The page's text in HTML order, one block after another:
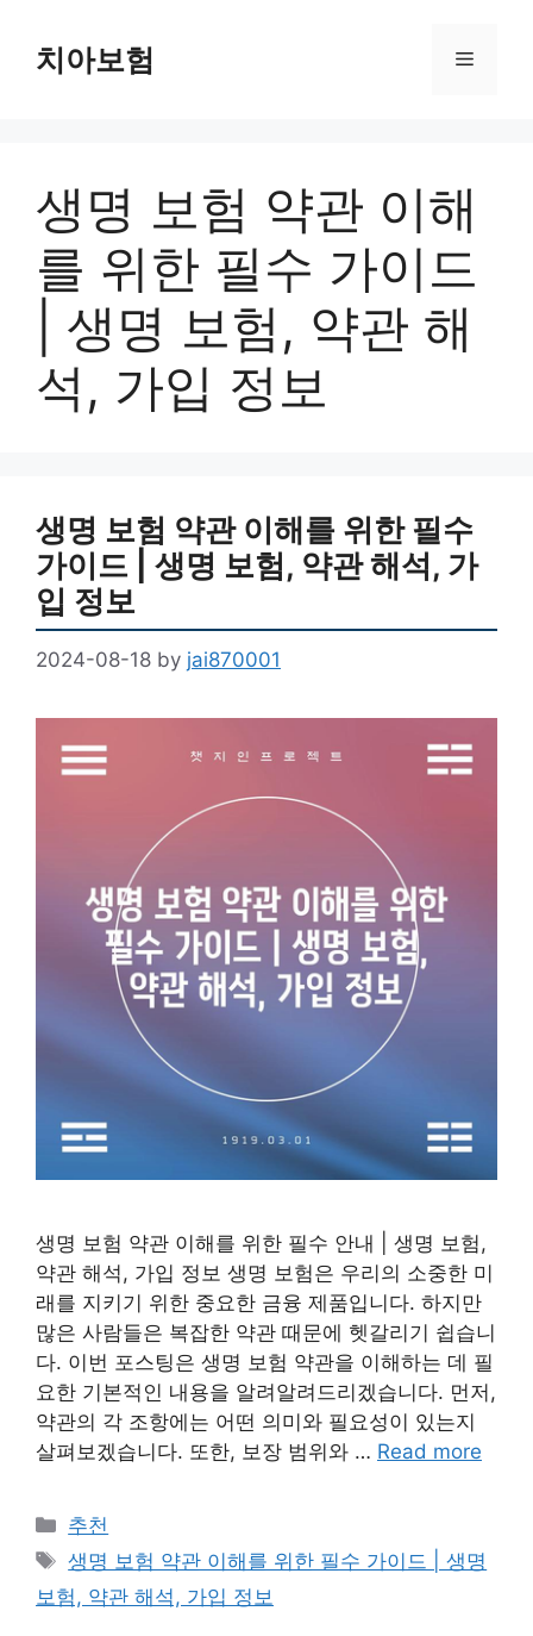
content치아보험 Menu
생명 보험 약관 이해
를 위한 필수 가이드
| 생명 보험, 약관 해
석, 가입 정보
생명 보험 약관 이해를 위한 필수
가이드 | 생명 보험, 약관 해석, 가
입 정보
2024-08-18 by jai870001
생명 보험 약관 이해를 위한 필수 안내 | 생명 보험,
약관 해석, 가입 정보 생명 보험은 우리의 소중한 미
래를 지키기 위한 중요한 금융 제품입니다. 하지만
많은 사람들은 복잡한 약관 때문에 헷갈리기 쉽습니
다. 이번 포스팅은 생명 보험 약관을 이해하는 데 필
요한 기본적인 내용을 알려알려드리겠습니다. 먼저,
약관의 각 조항에는 어떤 의미와 필요성이 있는지
살펴보겠습니다. 또한, 보장 범위와 … Read more
Categories
추천
Tags
생명 보험 약관 이해를 위한 필수 가이드 | 생명
보험, 약관 해석, 가입 정보